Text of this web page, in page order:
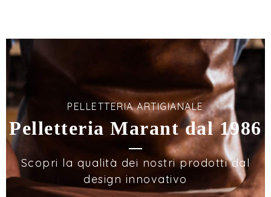
PELLETTERIA ARTIGIANALE
Pelletteria Marant dal 1986
Scopri la qualità dei nostri prodotti dal
design innovativo